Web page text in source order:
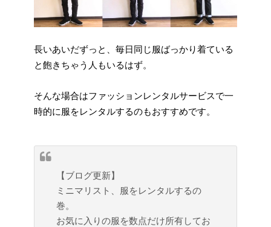
長いあいだずっと、毎日同じ服ばっかり着ている
と飽きちゃう人もいるはず。
そんな場合はファッションレンタルサービスで一
時的に服をレンタルするのもおすすめです。
【ブログ更新】
ミニマリスト、服をレンタルするの
巻。
お気に入りの服を数点だけ所有してお